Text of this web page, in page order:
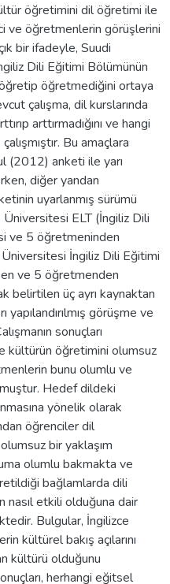
öğretimini dil öğretimi ile
ve öğretmenlerin görüşlerini
bir ifadeyle, Suudi
Dili Eğitimi Bölümünün
öğretmediğini ortaya
çalışma, dil kurslarında
arttırmadığını ve hangi
Bu amaçlara
(2012) anketi ile yarı
diğer yandan
uyarlanmış sürümü
Üniversitesi ELT (İngiliz Dili
ve 5 öğretmeninden
İngiliz Dili Eğitimi
ve 5 öğretmenden
belirtilen üç ayrı kaynaktan
görüşme ve
sonuçları
kültürün öğretimini olumsuz
bunu olumlu ve
Hedef dildeki
yönelik olarak
öğrenciler dil
bir yaklaşım
olumlu bakmakta ve
bağlamlarda dili
etkili olduğuna dair
Bulgular, İngilizce
kültürel bakış açılarını
kültürü olduğunu
herhangi eğitsel